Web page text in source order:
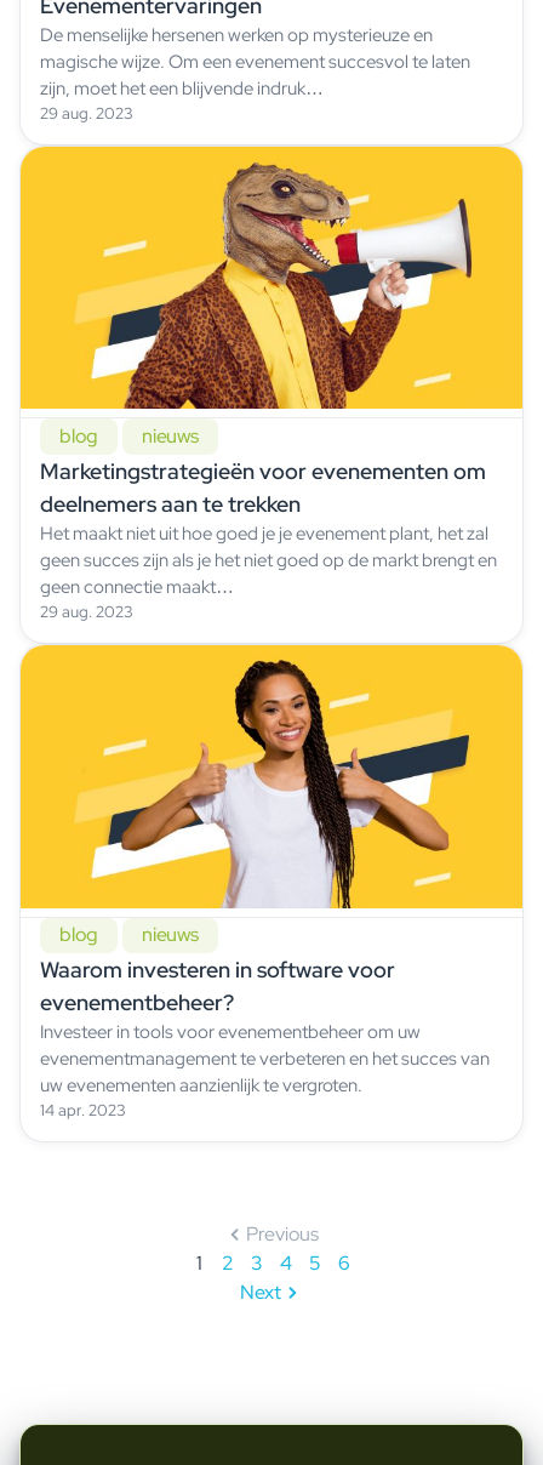
De menselijke hersenen werken op mysterieuze en
magische wijze. Om een evenement succesvol te laten
zijn, moet het een blijvende indruk…
29 aug. 2023
blog nieuws
Marketingstrategieën voor evenementen om
deelnemers aan te trekken
Het maakt niet uit hoe goed je je evenement plant, het zal
geen succes zijn als je het niet goed op de markt brengt en
geen connectie maakt…
29 aug. 2023
blog nieuws
Waarom investeren in software voor
evenementbeheer?
Investeer in tools voor evenementbeheer om uw
evenementmanagement te verbeteren en het succes van
uw evenementen aanzienlijk te vergroten.
14 apr. 2023
Previous
1
2 3 4 5
6
Next